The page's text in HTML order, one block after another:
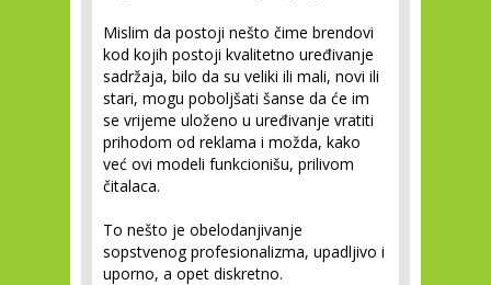
Mislim da postoji nešto čime brendovi
kod kojih postoji kvalitetno uređivanje
sadržaja, bilo da su veliki ili mali, novi ili
stari, mogu poboljšati šanse da će im
se vrijeme uloženo u uređivanje vratiti
prihodom od reklama i možda, kako
već ovi modeli funkcionišu, prilivom
čitalaca.
To nešto je obelodanjivanje
sopstvenog profesionalizma, upadljivo i
uporno, a opet diskretno.